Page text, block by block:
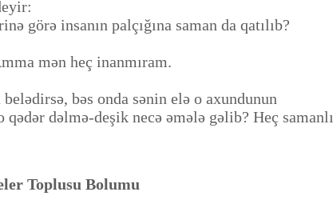
görə insanın palçığına saman da qatılıb?
mən heç inanmıram.
bəs onda sənin elə o axundunun
dəlmə-deşik necə əmələ gəlib? Heç samanlı
Toplusu Bolumu